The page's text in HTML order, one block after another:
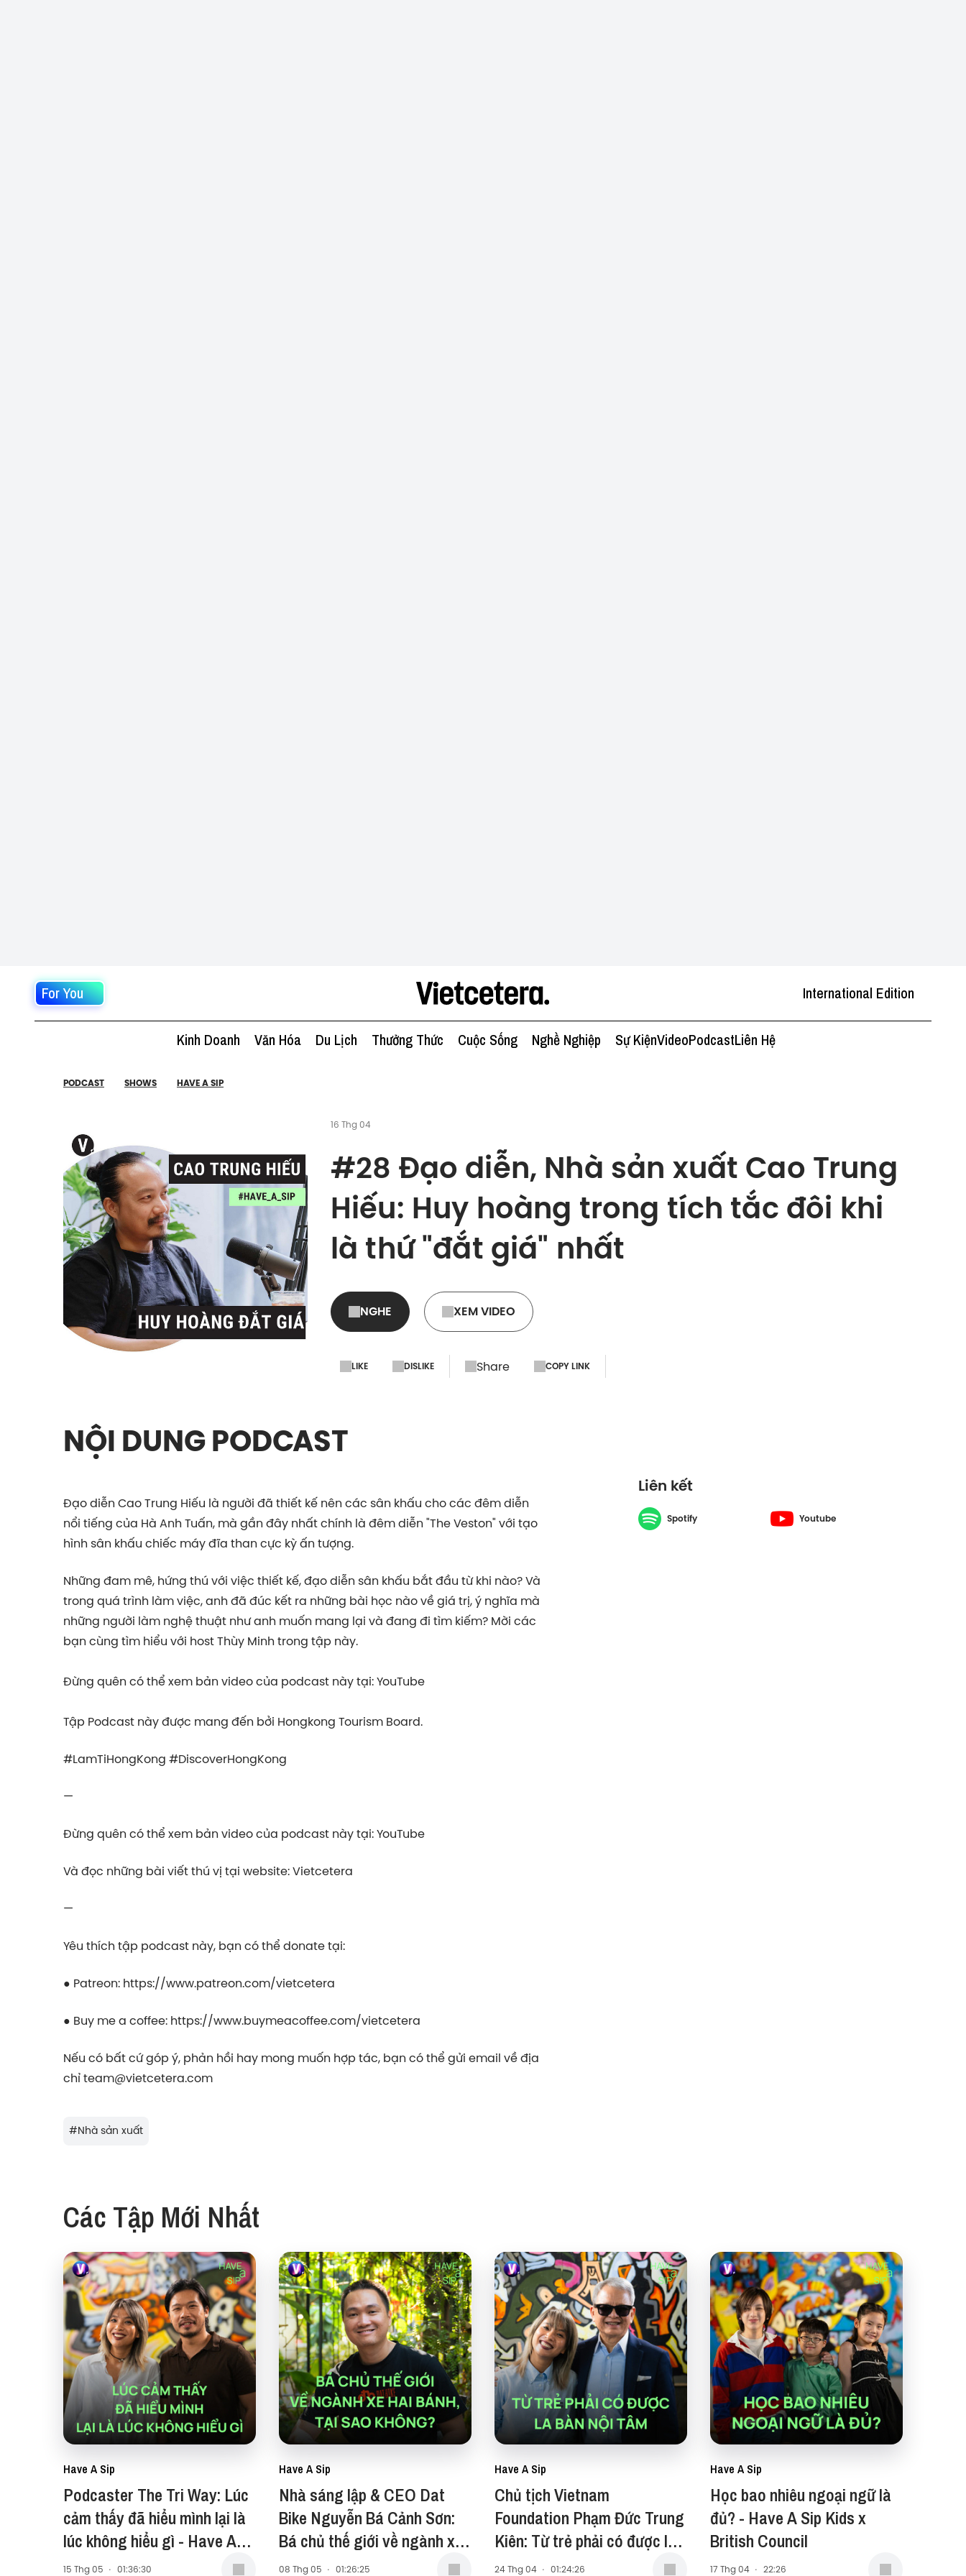
For You International Edition
Kinh Doanh Văn Hóa Du Lịch Thưởng Thức Cuộc Sống Nghề Nghiệp Sự KiệnVideoPodcastLiên Hệ
PODCAST SHOWS HAVE A SIP
16 Thg 04
#28 Đạo diễn, Nhà sản xuất Cao Trung
Hiếu: Huy hoàng trong tích tắc đôi khi
là thứ "đắt giá" nhất
NGHE XEM VIDEO
LIKE DISLIKE Share COPY LINK
NỘI DUNG PODCAST
Đạo diễn Cao Trung Hiếu là người đã thiết kế nên các sân khấu cho các đêm diễn
nổi tiếng của Hà Anh Tuấn, mà gần đây nhất chính là đêm diễn "The Veston" với tạo
hình sân khấu chiếc máy đĩa than cực kỳ ấn tượng.
Những đam mê, hứng thú với việc thiết kế, đạo diễn sân khấu bắt đầu từ khi nào? Và
trong quá trình làm việc, anh đã đúc kết ra những bài học nào về giá trị, ý nghĩa mà
những người làm nghệ thuật như anh muốn mang lại và đang đi tìm kiếm? Mời các
bạn cùng tìm hiểu với host Thùy Minh trong tập này.
Đừng quên có thể xem bản video của podcast này tại: YouTube
Tập Podcast này được mang đến bởi Hongkong Tourism Board.
#LamTiHongKong #DiscoverHongKong
—
Đừng quên có thể xem bản video của podcast này tại: YouTube
Và đọc những bài viết thú vị tại website: Vietcetera
—
Yêu thích tập podcast này, bạn có thể donate tại:
● Patreon: https://www.patreon.com/vietcetera
● Buy me a coffee: https://www.buymeacoffee.com/vietcetera
Nếu có bất cứ góp ý, phản hồi hay mong muốn hợp tác, bạn có thể gửi email về địa
chỉteam@vietcetera.com
Liên kết
Spotify Youtube
#Nhà sản xuất
Các Tập Mới Nhất
Have A Sip
Podcaster The Tri Way: Lúc
cảm thấy đã hiểu mình lại là
lúc không hiểu gì - Have A
Sip #256
15 Thg 05 · 01:36:30
Have A Sip
Nhà sáng lập & CEO Dat
Bike Nguyễn Bá Cảnh Sơn:
Bá chủ thế giới về ngành xe
hai bánh, tại sao không? -
08 Thg 05 · 01:26:25
Have A Sip
Chủ tịch Vietnam
Foundation Phạm Đức Trung
Kiên: Từ trẻ phải có được la
bàn nội tâm - Have A Sip
24 Thg 04 · 01:24:26
Have A Sip
Học bao nhiêu ngoại ngữ là
đủ? - Have A Sip Kids x
British Council
17 Thg 04 · 22:26